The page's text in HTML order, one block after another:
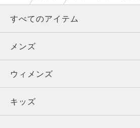
すべてのアイテム
メンズ
ウィメンズ
キッズ
メンズ
トップス
ボトムス
ウィメンズ
トップス
キッズ